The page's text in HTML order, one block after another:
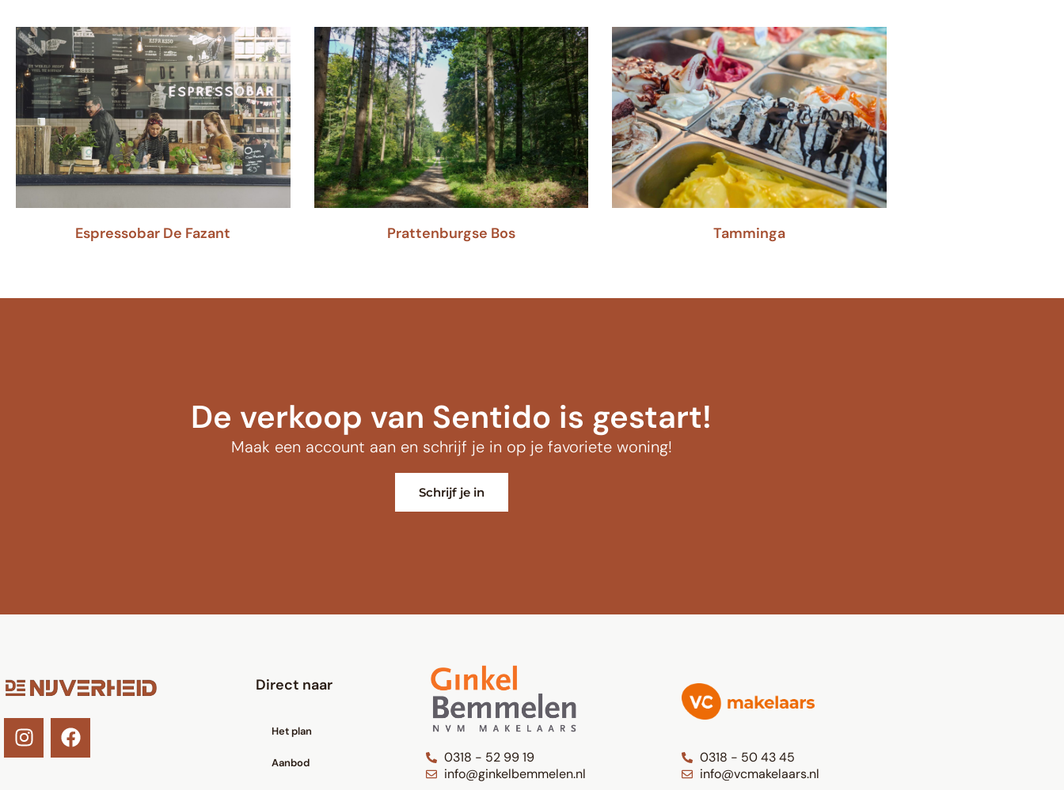
Espressobar De Fazant Prattenburgse Bos Tamminga
De verkoop van Sentido is gestart!
Maak een account aan en schrijf je in op je favoriete woning!
Schrijf je in
Direct naar
Het plan
Aanbod
0318 - 52 99 19
info@ginkelbemmelen.nl
0318 - 50 43 45
info@vcmakelaars.nl